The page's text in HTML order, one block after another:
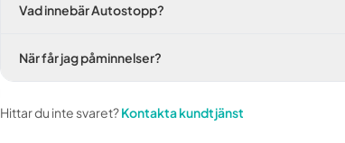
Vad innebär Autostopp?
När får jag påminnelser?
Hittar du inte svaret?Kontakta kundtjänst